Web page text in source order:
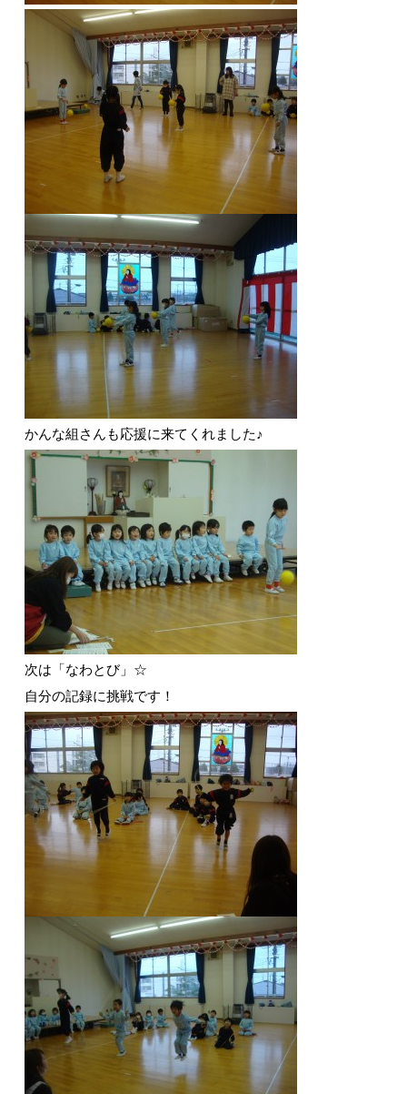
かんな組さんも応援に来てくれました♪
次は「なわとび」☆
自分の記録に挑戦です！